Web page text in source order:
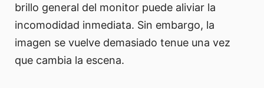
brillo general del monitor puede aliviar la
incomodidad inmediata. Sin embargo, la
imagen se vuelve demasiado tenue una vez
que cambia la escena.